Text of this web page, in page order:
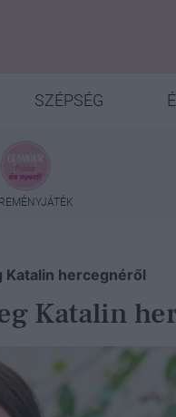
SZÉPSÉG
Katalin hercegnéről
Katalin